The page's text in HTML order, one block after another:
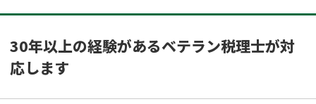
30年以上の経験があるベテラン税理士が対
応します